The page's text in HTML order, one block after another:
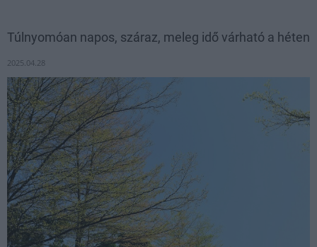
Túlnyomóan napos, száraz, meleg idő várható a héten
2025.04.28